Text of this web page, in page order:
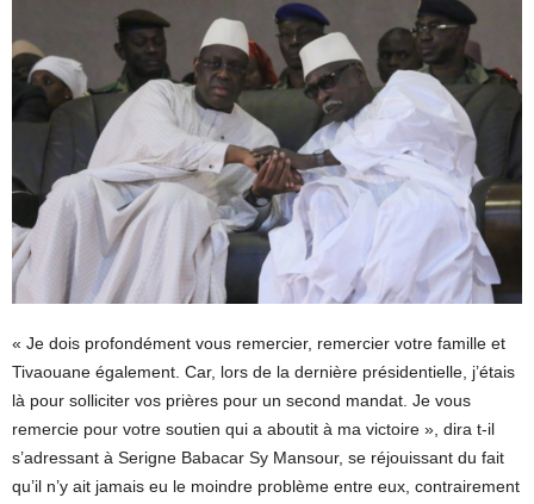
« Je dois profondément vous remercier, remercier votre famille et
Tivaouane également. Car, lors de la dernière présidentielle, j’étais
là pour solliciter vos prières pour un second mandat. Je vous
remercie pour votre soutien qui a aboutit à ma victoire », dira t-il
s’adressant à Serigne Babacar Sy Mansour, se réjouissant du fait
qu’il n’y ait jamais eu le moindre problème entre eux, contrairement